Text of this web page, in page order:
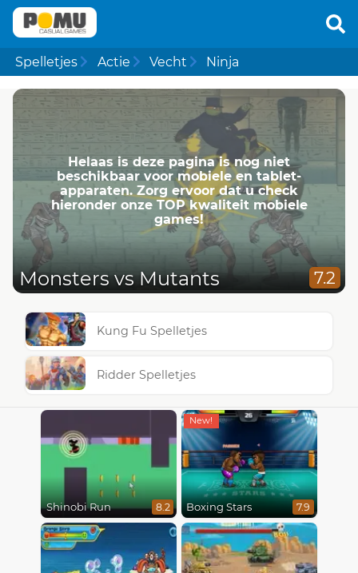
Spelletjes Actie Vecht Ninja
Helaas is deze pagina is nog niet
beschikbaar voor mobiele en tablet-
apparaten. Zorg ervoor dat u check
hieronder onze TOP kwaliteit mobiele
games!
Monsters vs Mutants 7.2
Kung Fu Spelletjes
Ridder Spelletjes
Shinobi Run 8.2 Boxing Stars 7.9